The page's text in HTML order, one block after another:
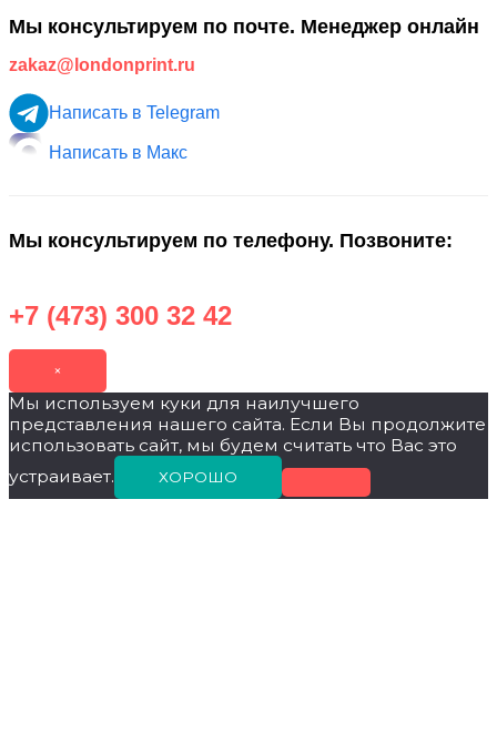
Мы консультируем по почте. Менеджер онлайн
zakaz@londonprint.ru
Написать в Telegram
Написать в Макс
Мы консультируем по телефону. Позвоните:
+7 (473) 300 32 42
×
Мы используем куки для наилучшего
представления нашего сайта. Если Вы продолжите
использовать сайт, мы будем считать что Вас это
устраивает.
ХОРОШО